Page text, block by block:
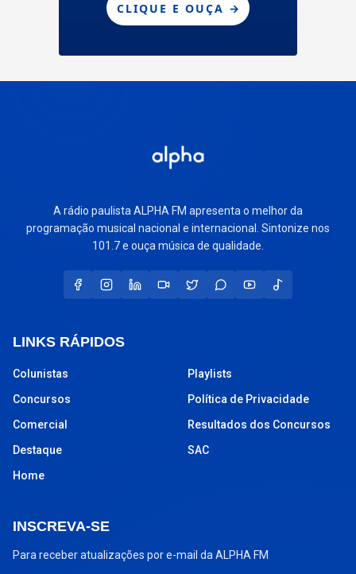
A rádio paulista ALPHA FM apresenta o melhor da
programação musical nacional e internacional. Sintonize nos
101.7 e ouça música de qualidade.
LINKS RÁPIDOS
Colunistas
Concursos
Comercial
Destaque
Home
Playlists
Política de Privacidade
Resultados dos Concursos
SAC
INSCREVA-SE
Para receber atualizações por e-mail da ALPHA FM